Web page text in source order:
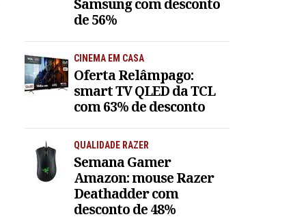
Samsung com desconto
de 56%
CINEMA EM CASA
Oferta Relâmpago:
smart TV QLED da TCL
com 63% de desconto
QUALIDADE RAZER
Semana Gamer
Amazon: mouse Razer
Deathadder com
desconto de 48%